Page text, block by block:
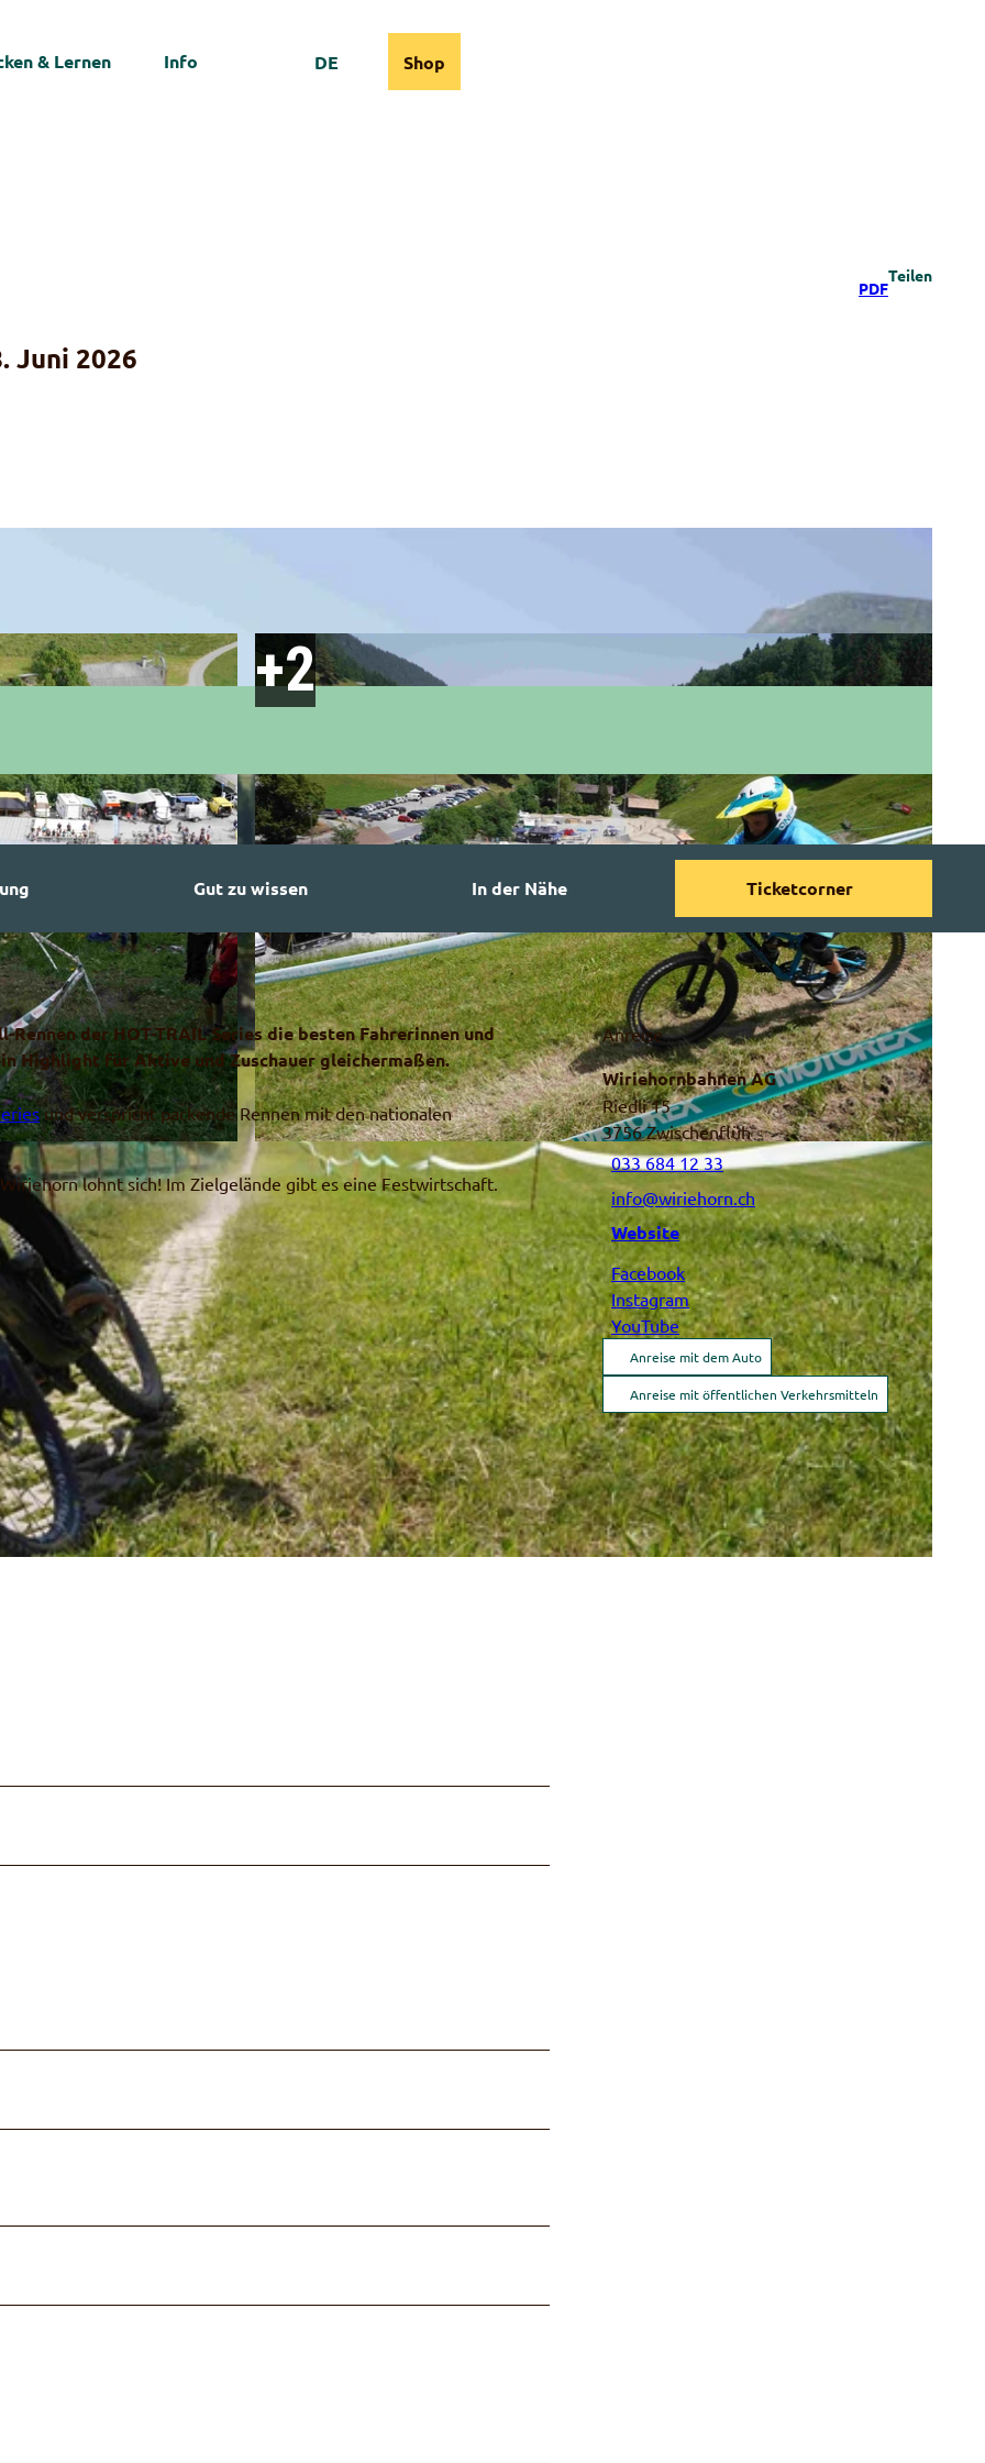
& Lernen Info Informationen
DE SucheShop
PDF
Teilen
Juni 2026
D
S
C
0
1
9
7
7
.
J
P
G
Gut zu wissen In der Nähe Ticketcorner
der HOT-TRAIL Series die besten Fahrerinnen und
Highlight für Aktive und Zuschauer gleichermaßen.
und verspricht packende Rennen mit den nationalen
lohnt sich! Im Zielgelände gibt es eine Festwirtschaft.
Anreise
Wiriehornbahnen AG
Riedli 15
3756Zwischenflüh
033 684 12 33
info@wiriehorn.ch
Website
Facebook
Instagram
YouTube
Anreise mit dem Auto
Anreise mit öffentlichen Verkehrsmitteln